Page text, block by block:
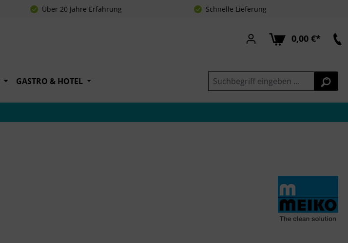
Über 20 Jahre Erfahrung Schnelle Lieferung
0,00 €*
GASTRO & HOTEL